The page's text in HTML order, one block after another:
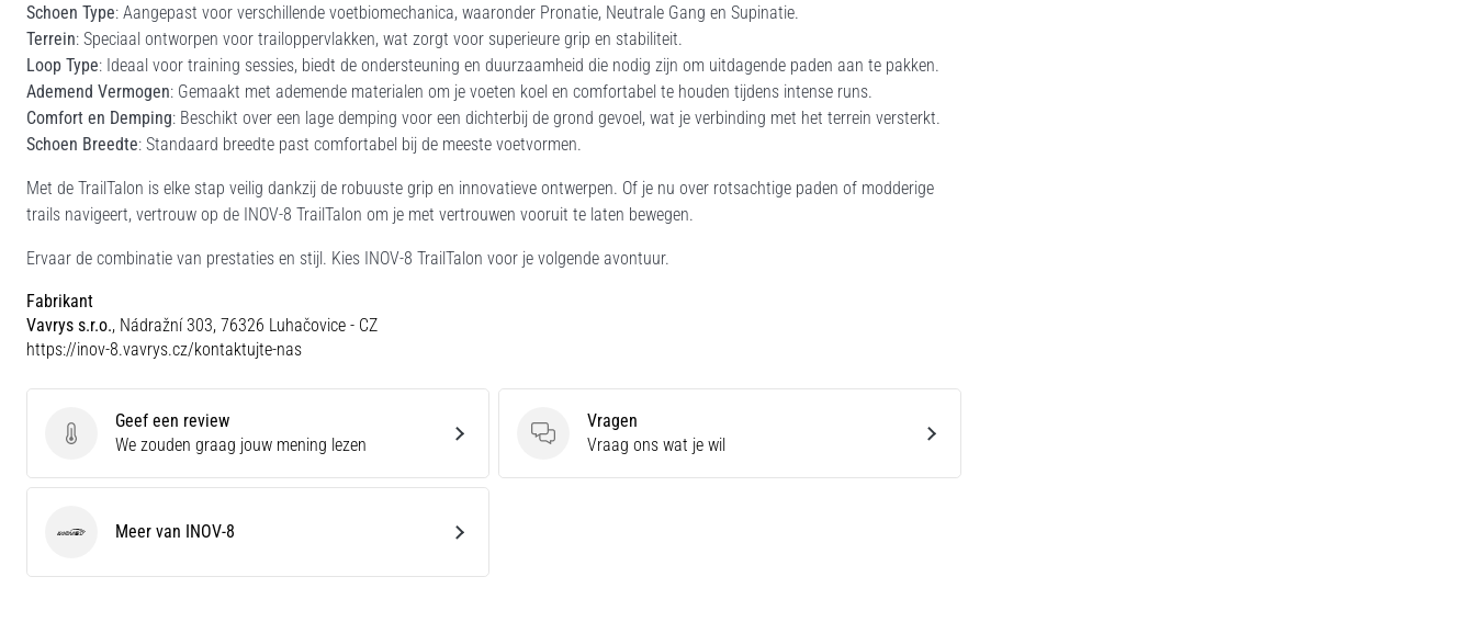
Schoen Type: Aangepast voor verschillende voetbiomechanica, waaronder Pronatie, Neutrale Gang en Supinatie.
Terrein: Speciaal ontworpen voor trailoppervlakken, wat zorgt voor superieure grip en stabiliteit.
Loop Type: Ideaal voor training sessies, biedt de ondersteuning en duurzaamheid die nodig zijn om uitdagende paden aan te pakken.
Ademend Vermogen: Gemaakt met ademende materialen om je voeten koel en comfortabel te houden tijdens intense runs.
Comfort en Demping: Beschikt over een lage demping voor een dichterbij de grond gevoel, wat je verbinding met het terrein versterkt.
Schoen Breedte: Standaard breedte past comfortabel bij de meeste voetvormen.
Met de TrailTalon is elke stap veilig dankzij de robuuste grip en innovatieve ontwerpen. Of je nu over rotsachtige paden of modderige
trails navigeert, vertrouw op de INOV-8 TrailTalon om je met vertrouwen vooruit te laten bewegen.
Ervaar de combinatie van prestaties en stijl. Kies INOV-8 TrailTalon voor je volgende avontuur.
Fabrikant
Vavrys s.r.o., Nádražní 303, 76326 Luhačovice - CZ
https://inov-8.vavrys.cz/kontaktujte-nas
Geef een review
Geef een review
We zouden graag jouw mening lezen
Vragen
Vragen
Vraag ons wat je wil
INOV-8Meer van INOV-8